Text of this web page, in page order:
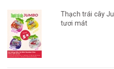
Thạch trái cây
tươi mát